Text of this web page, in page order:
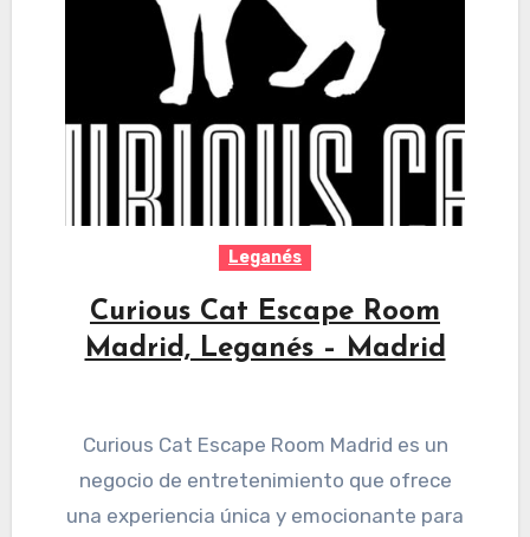
Leganés
Curious Cat Escape Room
Madrid, Leganés – Madrid
Curious Cat Escape Room Madrid es un
negocio de entretenimiento que ofrece
una experiencia única y emocionante para